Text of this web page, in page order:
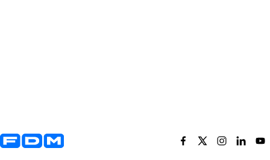
Yderligere information og kontaktoplysninger